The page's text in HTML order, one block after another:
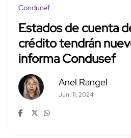
Conducef
Estados de cuenta
crédito tendrán
informa Condusef
Anel Rangel
Jun. 11, 2024